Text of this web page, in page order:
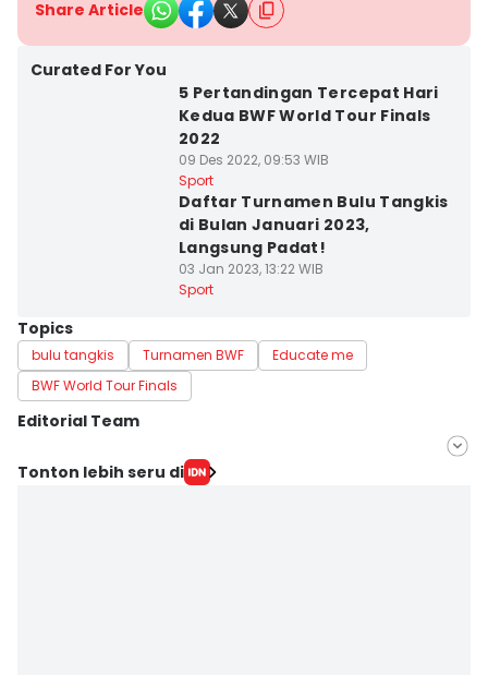
Share Article
Curated For You
5 Pertandingan Tercepat Hari
Kedua BWF World Tour Finals
2022
09 Des 2022, 09:53 WIB
Sport
Daftar Turnamen Bulu Tangkis
di Bulan Januari 2023,
Langsung Padat!
03 Jan 2023, 13:22 WIB
Sport
Topics
bulu tangkis Turnamen BWF
Educate me
BWF World Tour Finals
Editorial Team
Editor
Tonton lebih seru di